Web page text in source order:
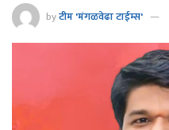
byटीम 'मंगळवेढा टाईम्स'